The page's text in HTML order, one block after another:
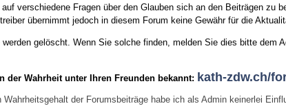
verschiedene Fragen über den Glauben sich an den Beiträgen
übernimmt jedoch in diesem Forum keine Gewähr für die
gelöscht. Wenn Sie solche finden, melden Sie dies bitte dem
der Wahrheit unter Ihren Freunden bekannt: kath-zdw.ch/
Wahrheitsgehalt der Forumsbeiträge habe ich als Admin keinerlei